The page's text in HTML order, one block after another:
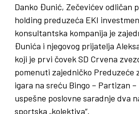
Danko Đunić, Zečevićev odličan
holding preduzeća EKI
konsultantska kompanija je
Đunića i njegovog prijatelja
koji je prvi čovek SD Crvena
pomenuti zajedničko Preduzeće
igara na sreću Bingo – Partizan
uspešne poslovne saradnje dva
sportska „kolektiva“.